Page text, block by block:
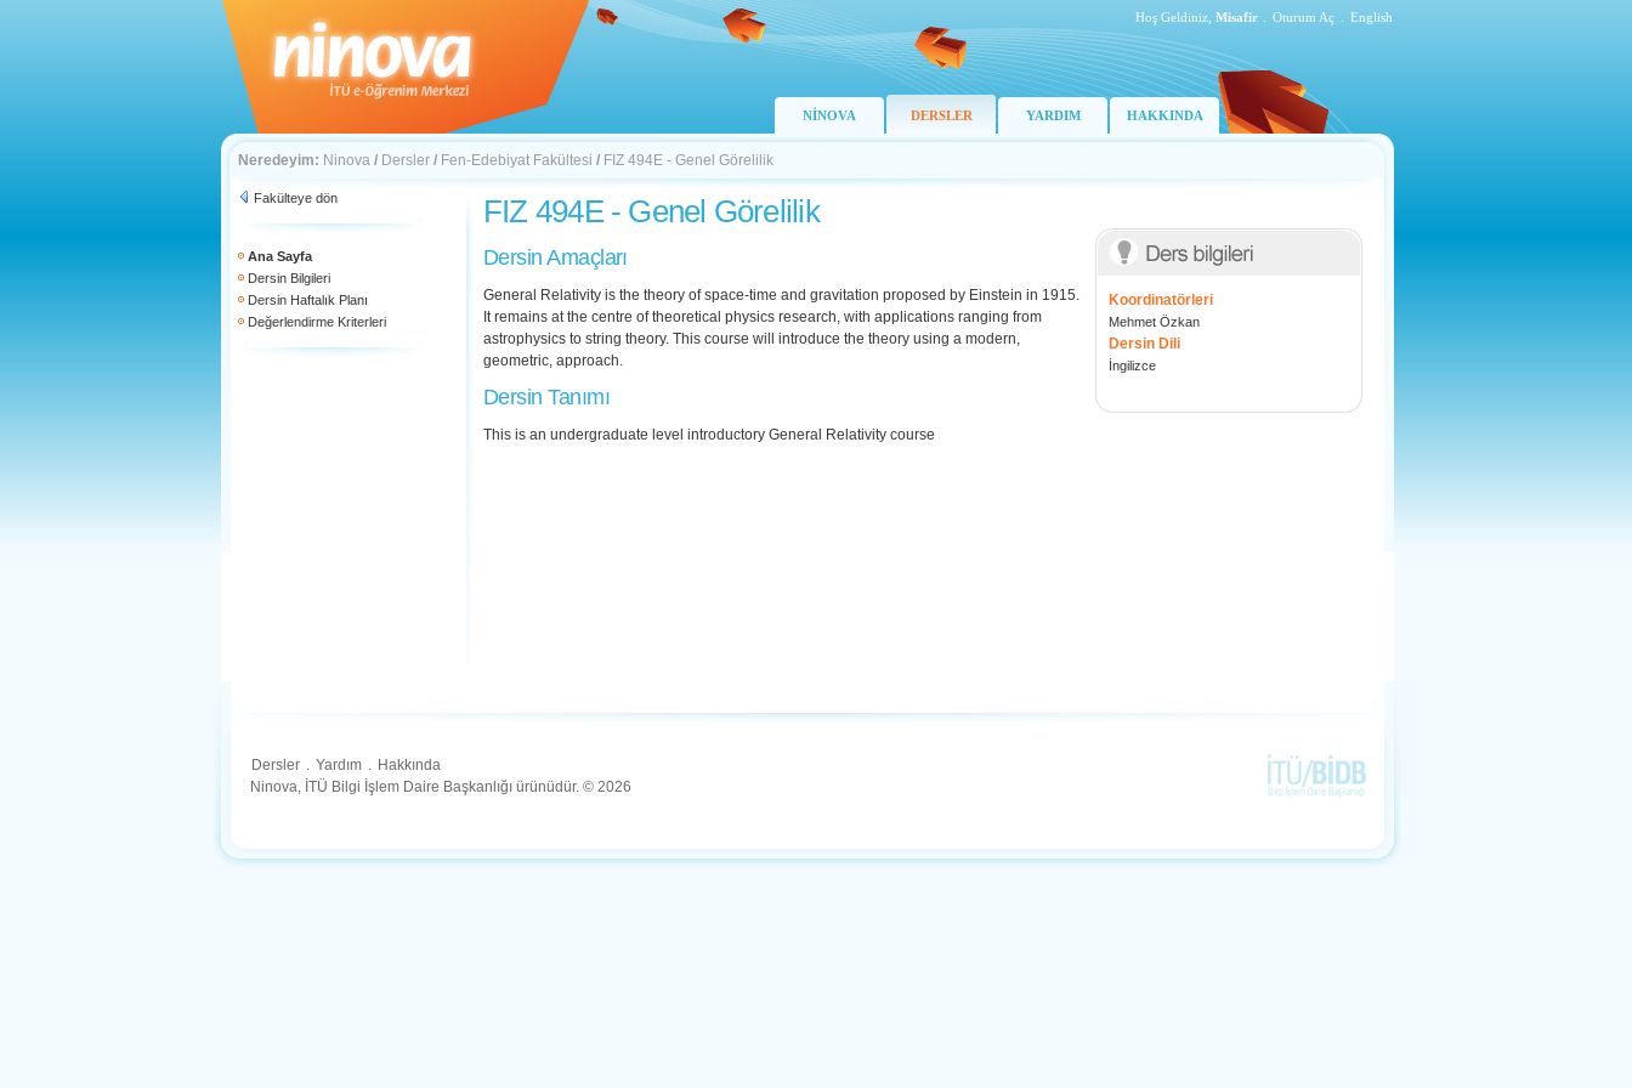
Hoş Geldiniz, Misafir Oturum Aç English
NİNOVA DERSLER YARDIM HAKKINDA
Neredeyim: Ninova / Dersler / Fen-Edebiyat Fakültesi / FIZ 494E - Genel Görelilik
Fakülteye dön
Ana Sayfa
Dersin Bilgileri
Dersin Haftalık Planı
Değerlendirme Kriterleri
FIZ 494E - Genel Görelilik
Dersin Amaçları
General Relativity is the theory of space-time and gravitation proposed by Einstein in 1915.
It remains at the centre of theoretical physics research, with applications ranging from
astrophysics to string theory. This course will introduce the theory using a modern,
geometric, approach.
Dersin Tanımı
This is an undergraduate level introductory General Relativity course
Koordinatörleri
Mehmet Özkan
Dersin Dili
İngilizce
Dersler . Yardım . Hakkında
Ninova, İTÜ Bilgi İşlem Daire Başkanlığı ürünüdür. © 2026